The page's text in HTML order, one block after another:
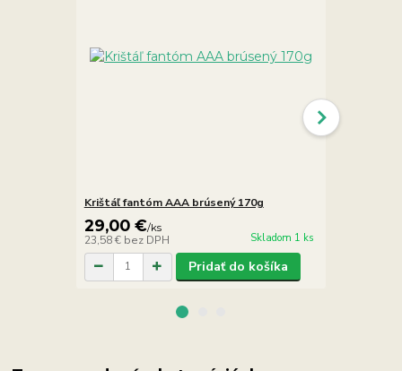
Krištáľ fantóm AAA brúsený 170g
29,00 €/ks
23,58 € bez DPH Skladom 1 ks
Pridať do košíka